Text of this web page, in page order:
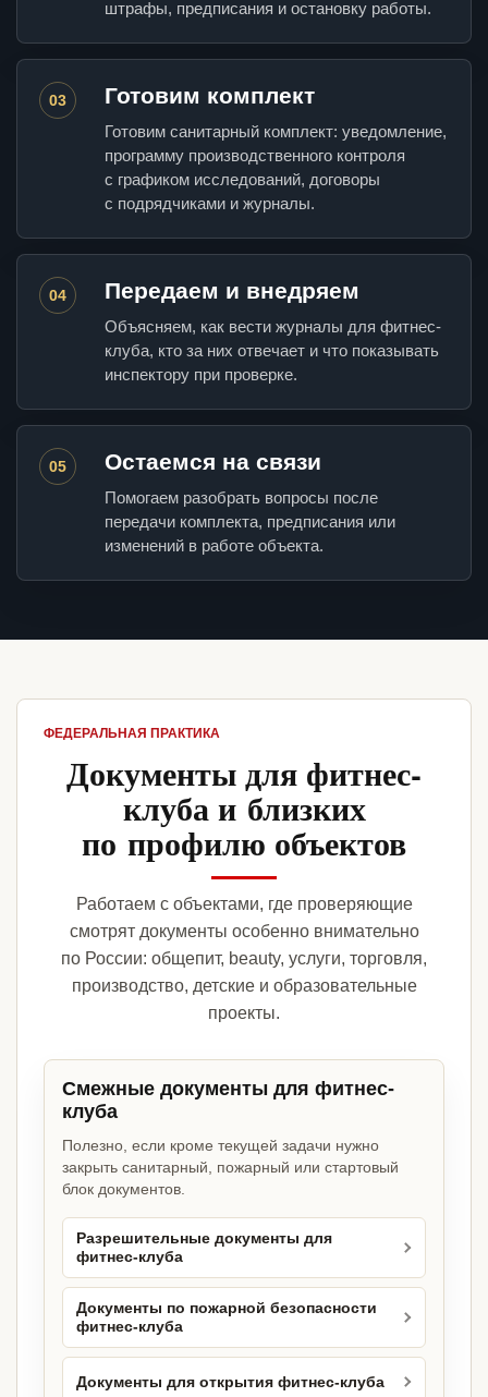
штрафы, предписания и остановку работы.
03 Готовим комплект
Готовим санитарный комплект: уведомление,
программу производственного контроля
с графиком исследований, договоры
с подрядчиками и журналы.
04 Передаем и внедряем
Объясняем, как вести журналы для фитнес-
клуба, кто за них отвечает и что показывать
инспектору при проверке.
05 Остаемся на связи
Помогаем разобрать вопросы после
передачи комплекта, предписания или
изменений в работе объекта.
ФЕДЕРАЛЬНАЯ ПРАКТИКА
Документы для фитнес-
клуба и близких
по профилю объектов
Работаем с объектами, где проверяющие
смотрят документы особенно внимательно
по России: общепит, beauty, услуги, торговля,
производство, детские и образовательные
проекты.
Смежные документы для фитнес-
клуба
Полезно, если кроме текущей задачи нужно
закрыть санитарный, пожарный или стартовый
блок документов.
Разрешительные документы для
фитнес-клуба
Документы по пожарной безопасности
фитнес-клуба
Документы для открытия фитнес-клуба